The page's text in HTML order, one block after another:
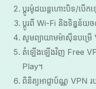
ប្ដូរម៉ូដយន្តហោះបិទ/បើ
ប្ដូរពី Wi-Fi និងទិន្នន័យ
សូមព្យាយាមម៉ាស៊ីនបម្រើ
តំឡើងឡើងវិញ Free
Play។
ពិនិត្យអាជ្ញាប័ណ្ណ